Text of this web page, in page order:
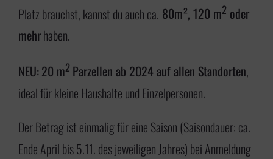
Platz brauchst, kannst du auch ca. 80m², 120 m2 oder
mehrhaben.
NEU: 20 m2 Parzellen ab 2024 auf allen Standorten,
ideal für kleine Haushalte und Einzelpersonen.
Der Betrag ist einmalig für eine Saison (Saisondauer: ca.
Ende April bis 5.11. des jeweiligen Jahres) bei Anmeldung